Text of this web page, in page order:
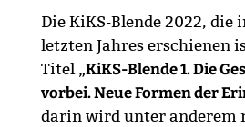
Die KiKS-Blende 2022, die
letzten Jahres erschienen
Titel „KiKS-Blende 1. Die
vorbei. Neue Formen der
darin wird unter anderem